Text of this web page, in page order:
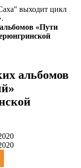
выходит цикл
«Пути
альбомов